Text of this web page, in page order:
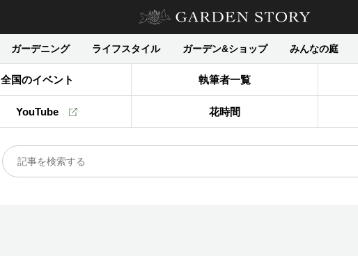
ガーデニング ライフスタイル ガーデン&ショップ みんなの庭
全国のイベント 執筆者一覧
YouTube 花時間